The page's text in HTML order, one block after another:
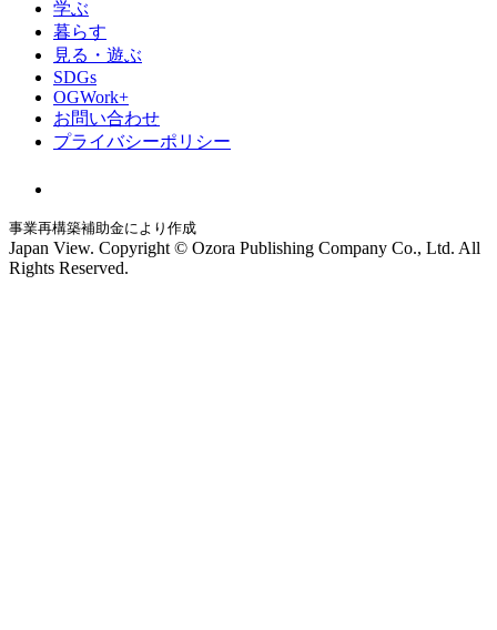
学ぶ
暮らす
見る・遊ぶ
SDGs
OGWork+
お問い合わせ
プライバシーポリシー
事業再構築補助金により作成
Japan View. Copyright © Ozora Publishing Company Co., Ltd. All
Rights Reserved.